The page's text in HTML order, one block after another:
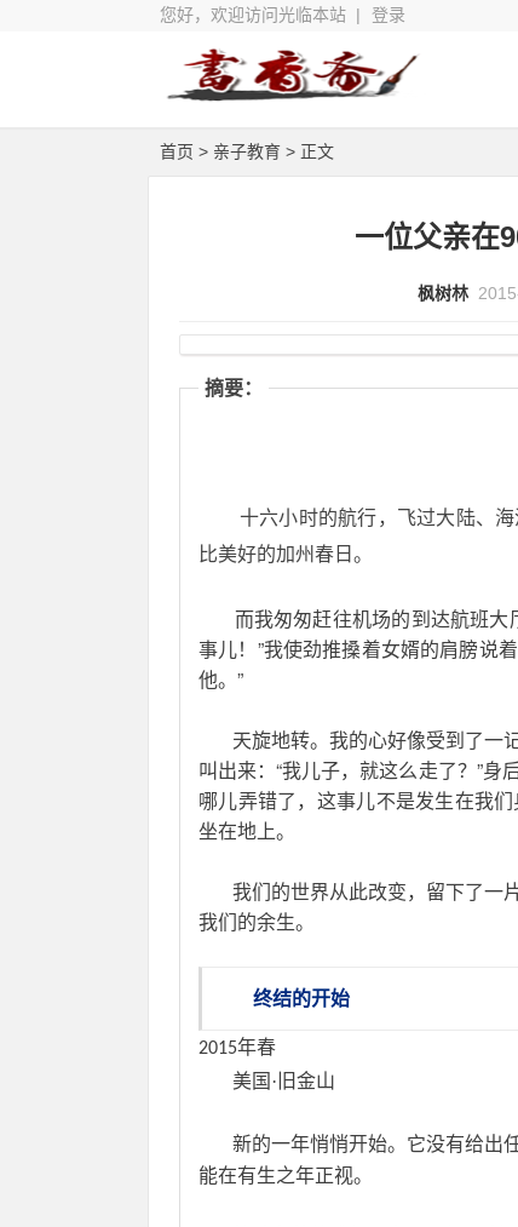
您好，欢迎访问光临本站 | 登录
首页 > 亲子教育 > 正文
一位父亲在
枫树林
摘要：
十六小时的航行，飞过大陆、海
比美好的加州春日。
而我匆匆赶往机场的到达航班大
事儿！”我使劲推搡着女婿的肩膀说
他。”
天旋地转。我的心好像受到了一
叫出来：“我儿子，就这么走了？”
哪儿弄错了，这事儿不是发生在我
坐在地上。
我们的世界从此改变，留下了一
我们的余生。
终结的开始
2015年春
美国·旧金山
新的一年悄悄开始。它没有给出任
能在有生之年正视。